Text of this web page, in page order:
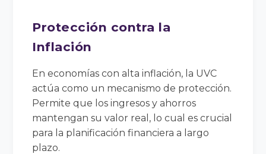
Protección contra la
Inflación
En economías con alta inflación, la UVC
actúa como un mecanismo de protección.
Permite que los ingresos y ahorros
mantengan su valor real, lo cual es crucial
para la planificación financiera a largo
plazo.